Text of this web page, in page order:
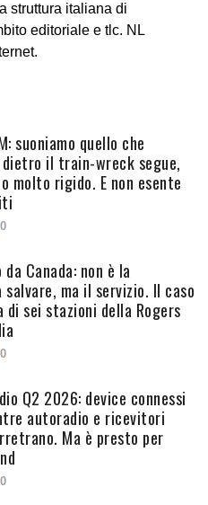
struttura italiana di
editoriale e tlc. NL
suoniamo quello che
dietro il train-wreck segue,
molto rigido. E non esente
0
Canada: non è la
ma il servizio. Il caso
di sei stazioni della Rogers
0
Q2 2026: device connessi
autoradio e ricevitori
Ma è presto per
0